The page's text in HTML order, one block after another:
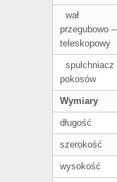
wał
przegubowo –
teleskopowy
spulchniacz
pokosów
Wymiary
długość
szerokość
wysokość